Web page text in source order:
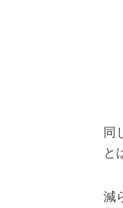
同
と
減